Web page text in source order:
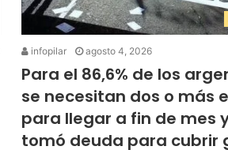
infopilar agosto 4, 2026
Para el 86,6% de los
se necesitan dos o más
para llegar a fin de mes
tomó deuda para cubrir